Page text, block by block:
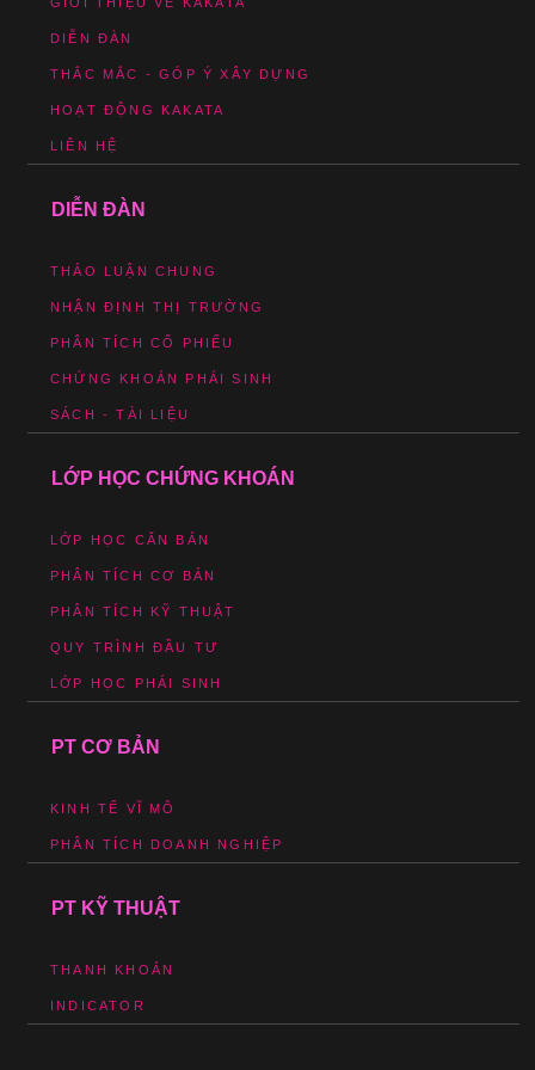
DIỄN ĐÀN
THẮC MẮC - GÓP Ý XÂY DỰNG
HOẠT ĐỘNG KAKATA
LIÊN HỆ
DIỄN ĐÀN
THẢO LUẬN CHUNG
NHẬN ĐỊNH THỊ TRƯỜNG
PHÂN TÍCH CỔ PHIẾU
CHỨNG KHOÁN PHÁI SINH
SÁCH - TÀI LIỆU
LỚP HỌC CHỨNG KHOÁN
LỚP HỌC CĂN BẢN
PHÂN TÍCH CƠ BẢN
PHÂN TÍCH KỸ THUẬT
QUY TRÌNH ĐẦU TƯ
LỚP HỌC PHÁI SINH
PT CƠ BẢN
KINH TẾ VĨ MÔ
PHÂN TÍCH DOANH NGHIỆP
PT KỸ THUẬT
THANH KHOẢN
INDICATOR